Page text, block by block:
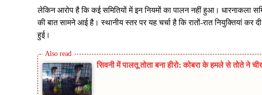
लेकिन आरोप है कि कई समितियों में इन नियमों का पालन नहीं हुआ। धारनाकला
की बात सामने आई है। स्थानीय स्तर पर यह चर्चा है कि रातों-रात नियुक्तियां कर
हुई।
सिवनी में पालतू तोता बना हीरो: कोबरा के हमले से तोते ने